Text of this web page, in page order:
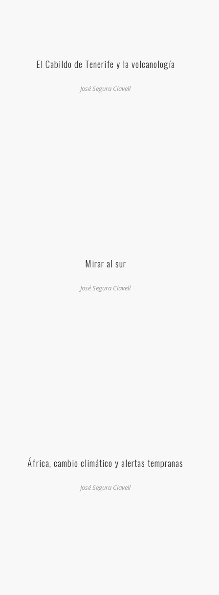
El Cabildo de Tenerife y la volcanología
José Segura Clavell
Mirar al sur
José Segura Clavell
África, cambio climático y alertas tempranas
José Segura Clavell